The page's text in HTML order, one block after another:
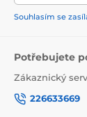
Souhlasím se
Potřebujete
Zákaznický
226633669